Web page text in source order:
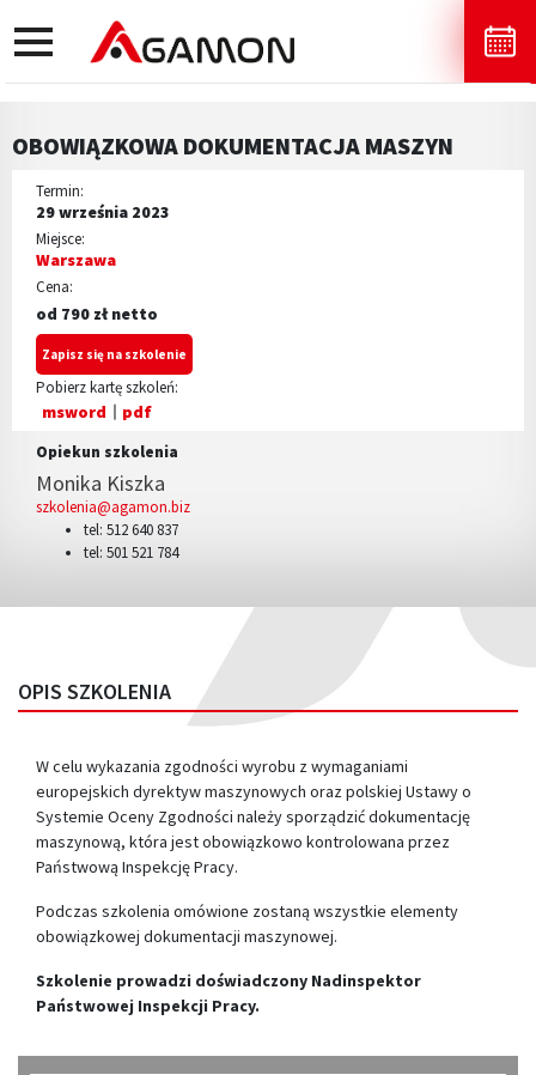
toggle
navigation
OBOWIĄZKOWA DOKUMENTACJA MASZYN
Termin:
29 września 2023
Miejsce:
Warszawa
Cena:
od 790 zł netto
Zapisz się na szkolenie
Pobierz kartę szkoleń:
msword pdf
Opiekun szkolenia
Monika Kiszka
szkolenia@agamon.biz
tel: 512 640 837
tel: 501 521 784
OPIS SZKOLENIA
W celu wykazania zgodności wyrobu z wymaganiami
europejskich dyrektyw maszynowych oraz polskiej Ustawy o
Systemie Oceny Zgodności należy sporządzić dokumentację
maszynową, która jest obowiązkowo kontrolowana przez
Państwową Inspekcję Pracy.
Podczas szkolenia omówione zostaną wszystkie elementy
obowiązkowej dokumentacji maszynowej.
Szkolenie prowadzi doświadczony Nadinspektor
Państwowej Inspekcji Pracy.